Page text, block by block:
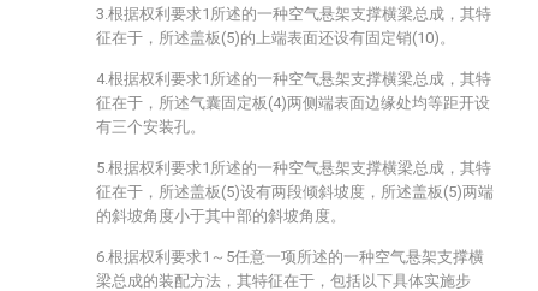
3.根据权利要求1所述的一种空气悬架支撑横梁总成，其特
征在于，所述盖板(5)的上端表面还设有固定销(10)。
4.根据权利要求1所述的一种空气悬架支撑横梁总成，其特
征在于，所述气囊固定板(4)两侧端表面边缘处均等距开设
有三个安装孔。
5.根据权利要求1所述的一种空气悬架支撑横梁总成，其特
征在于，所述盖板(5)设有两段倾斜坡度，所述盖板(5)两端
的斜坡角度小于其中部的斜坡角度。
6.根据权利要求1～5任意一项所述的一种空气悬架支撑横
梁总成的装配方法，其特征在于，包括以下具体实施步